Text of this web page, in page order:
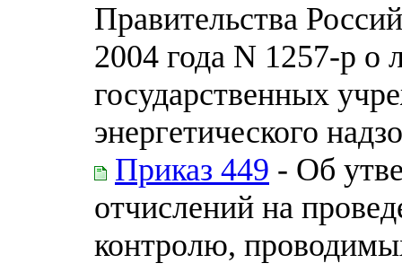
Правительства
2004 года N 1257-р о
государственных
энергетического
Приказ 449 - Об
отчислений на
контролю,